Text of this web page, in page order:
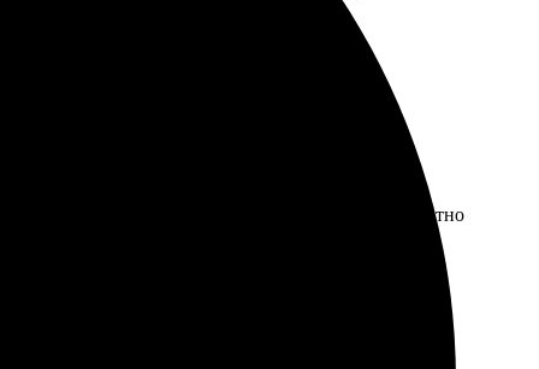
Доставка была быстрая, фото пришли аккуратно
всегда готовы ответить на вопросы и помочь.